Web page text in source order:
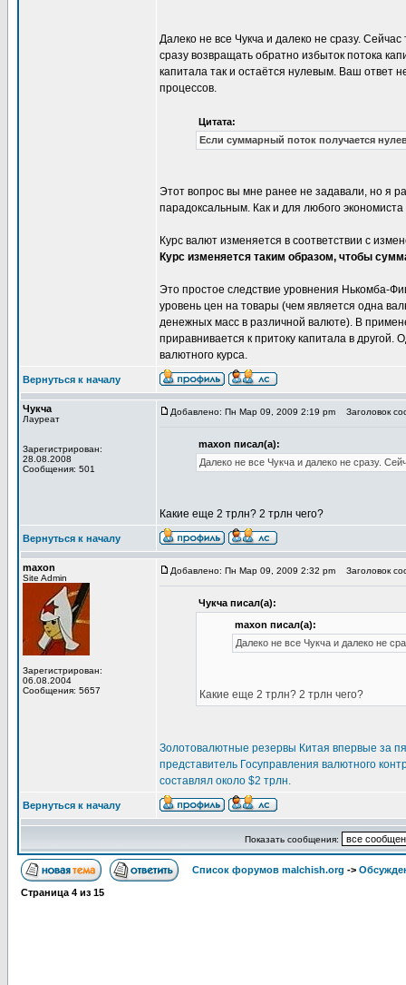
Далеко не все Чукча и далеко не сразу.
сразу возвращать обратно избыток потока
капитала так и остаётся нулевым. Ваш ответ
процессов.
Цитата:
Если суммарный поток получается
Этот вопрос вы мне ранее не задавали, но я
парадоксальным. Как и для любого
Курс валют изменяется в соответствии с
Курс изменяется таким образом, чтобы
Это простое следствие уровнения Нькомба-
уровень цен на товары (чем является одна
денежных масс в различной валюте). В
приравнивается к притоку капитала в
валютного курса.
Вернуться к началу
Чукча
Лауреат
Зарегистрирован:
28.08.2008
Сообщения: 501
Добавлено: Пн Мар 09, 2009 2:19 pm Заголовок
maxon писал(а):
Далеко не все Чукча и далеко не сразу.
Какие еще 2 трлн? 2 трлн чего?
Вернуться к началу
maxon
Site Admin
Зарегистрирован:
06.08.2004
Сообщения: 5657
Добавлено: Пн Мар 09, 2009 2:32 pm Заголовок
Чукча писал(а):
maxon писал(а):
Далеко не все Чукча и далеко не
Какие еще 2 трлн? 2 трлн чего?
Золотовалютные резервы Китая впервые за
представитель Госуправления валютного
составлял около $2 трлн.
Вернуться к началу
Показать сообщения:
Список форумов malchish.org ->
Страница 4 из 15